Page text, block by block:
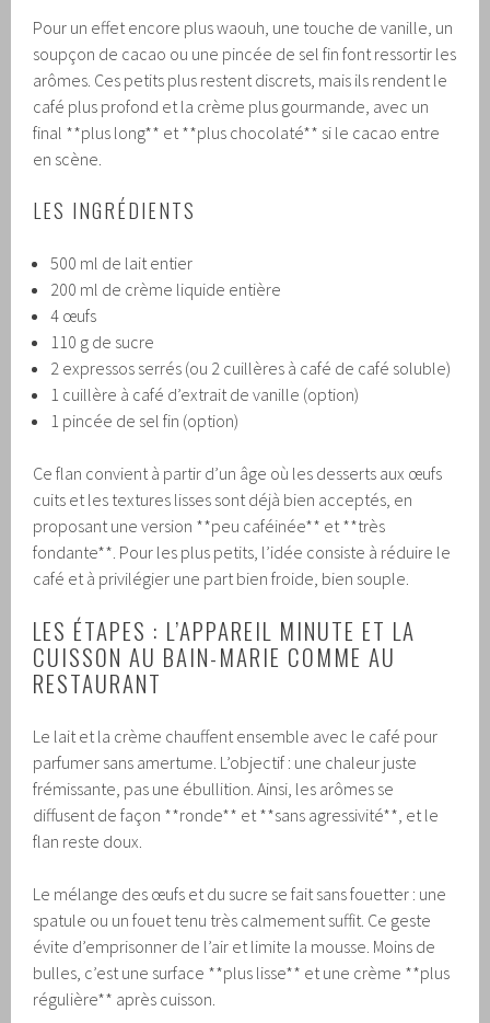
Pour un effet encore plus waouh, une touche de vanille, un
soupçon de cacao ou une pincée de sel fin font ressortir les
arômes. Ces petits plus restent discrets, mais ils rendent le
café plus profond et la crème plus gourmande, avec un
final **plus long** et **plus chocolaté** si le cacao entre
en scène.
LES INGRÉDIENTS
500 ml de lait entier
200 ml de crème liquide entière
4 œufs
110 g de sucre
2 expressos serrés (ou 2 cuillères à café de café soluble)
1 cuillère à café d’extrait de vanille (option)
1 pincée de sel fin (option)
Ce flan convient à partir d’un âge où les desserts aux œufs
cuits et les textures lisses sont déjà bien acceptés, en
proposant une version **peu caféinée** et **très
fondante**. Pour les plus petits, l’idée consiste à réduire le
café et à privilégier une part bien froide, bien souple.
LES ÉTAPES : L’APPAREIL MINUTE ET LA
CUISSON AU BAIN-MARIE COMME AU
RESTAURANT
Le lait et la crème chauffent ensemble avec le café pour
parfumer sans amertume. L’objectif : une chaleur juste
frémissante, pas une ébullition. Ainsi, les arômes se
diffusent de façon **ronde** et **sans agressivité**, et le
flan reste doux.
Le mélange des œufs et du sucre se fait sans fouetter : une
spatule ou un fouet tenu très calmement suffit. Ce geste
évite d’emprisonner de l’air et limite la mousse. Moins de
bulles, c’est une surface **plus lisse** et une crème **plus
régulière** après cuisson.